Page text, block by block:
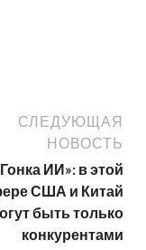
СЛЕДУЮЩАЯ
НОВОСТЬ
ИИ»: в этой
США и Китай
быть только
конкурентами